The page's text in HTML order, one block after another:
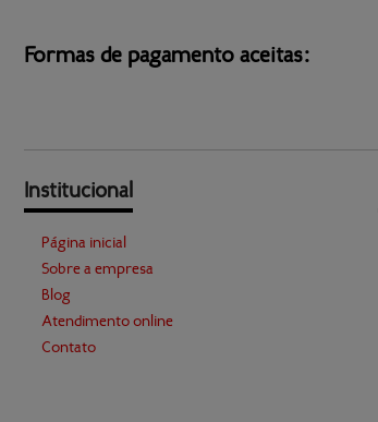
Formas de pagamento aceitas:
Institucional
Página inicial
Sobre a empresa
Blog
Atendimento online
Contato